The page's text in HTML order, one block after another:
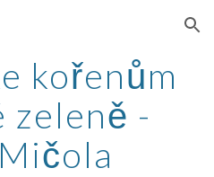
Skip to navigation
kořenům
zeleně -